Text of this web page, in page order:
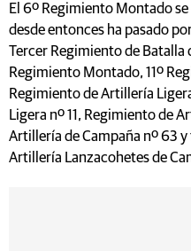
El 6º Regimiento Montado se
desde entonces ha pasado
Tercer Regimiento de Batalla
Regimiento Montado, 11º
Regimiento de Artillería
Ligera nº 11, Regimiento de
Artillería de Campaña nº 63
Artillería Lanzacohetes de